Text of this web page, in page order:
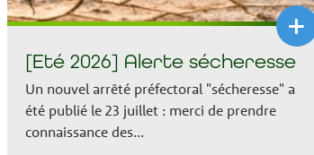
+
[Eté 2026] Alerte sécheresse
Un nouvel arrêté préfectoral "sécheresse" a
été publié le 23 juillet : merci de prendre
connaissance des...